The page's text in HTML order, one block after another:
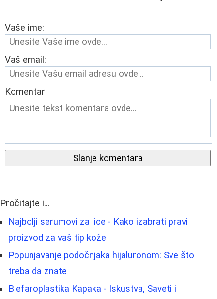
Vaše ime:
Vaš email:
Komentar:
Slanje komentara
Pročitajte i...
Najbolji serumovi za lice - Kako izabrati pravi
proizvod za vaš tip kože
Popunjavanje podočnjaka hijaluronom: Sve što
treba da znate
Blefaroplastika Kapaka - Iskustva, Saveti i